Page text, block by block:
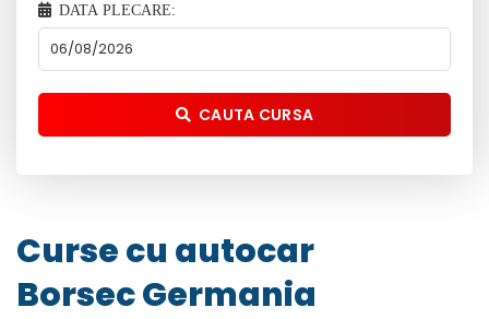
DATA PLECARE:
CAUTA CURSA
Curse cu autocar
Borsec Germania